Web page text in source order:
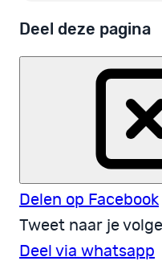
Deel deze pagina
Delen op Facebook
Tweet naar je
Deel via whatsapp